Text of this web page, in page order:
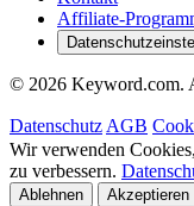
Affiliate-
© 2026 Keyword.com.
Datenschutz AGB
Wir verwenden
zu verbessern.
Ablehnen Akzeptieren